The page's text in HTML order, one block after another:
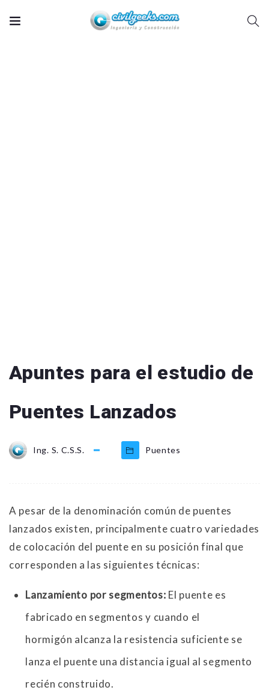
Apuntes para el estudio de
Puentes Lanzados
Ing. S. C.S.S. Puentes
A pesar de la denominación común de puentes
lanzados existen, principalmente cuatro variedades
de colocación del puente en su posición final que
corresponden a las siguientes técnicas:
Lanzamiento por segmentos: El puente es
fabricado en segmentos y cuando el
hormigón alcanza la resistencia suficiente se
lanza el puente una distancia igual al segmento
recién construido.